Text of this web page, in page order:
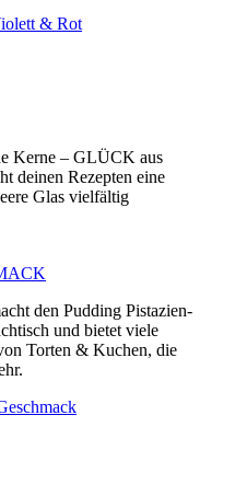
Kerne – GLÜCK aus
deinen Rezepten eine
Glas vielfältig
den Pudding Pistazien-
und bietet viele
Torten & Kuchen, die